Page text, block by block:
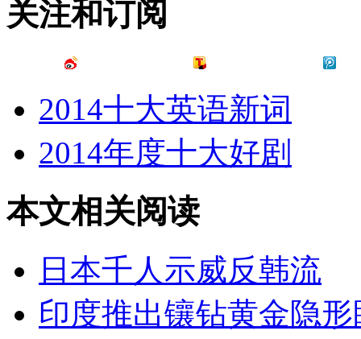
关注和订阅
2014十大英语新词
2014年度十大好剧
本文相关阅读
日本千人示威反韩流
印度推出镶钻黄金隐形